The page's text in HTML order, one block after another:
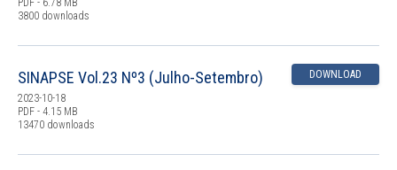
PDF - 6.78 MB
3800 downloads
DOWNLOAD
SINAPSE Vol.23 Nº3 (Julho-Setembro)
2023-10-18
PDF - 4.15 MB
13470 downloads